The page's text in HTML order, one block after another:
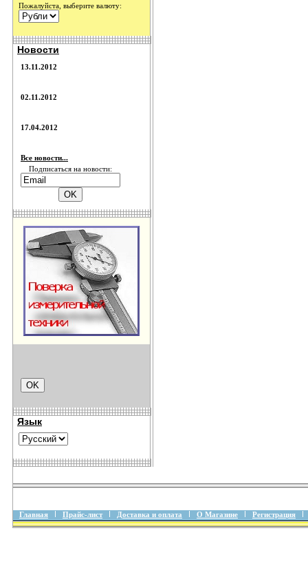
Пожалуйста, выберите валюту:
Новости
13.11.2012
02.11.2012
17.04.2012
Все новости...
Подписаться на новости:
Язык
Главная Прайс-лист Доставка и оплата О Магазине Регистрация